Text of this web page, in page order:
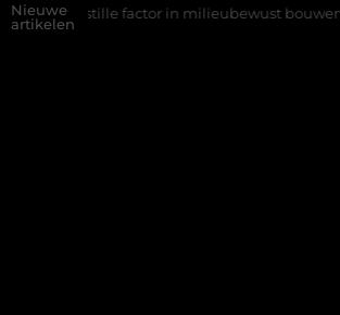
Nieuwe
artikelen
factor in milieubewust bouwen Zo haalt